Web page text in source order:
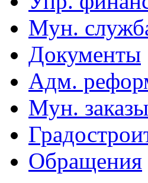
Мун.
Документы
Адм.
Мун. заказы
Обращения